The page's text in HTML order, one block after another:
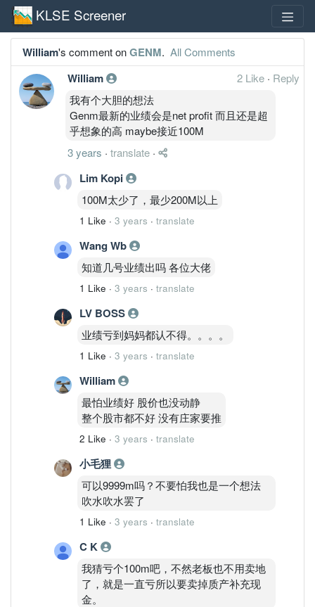
KLSE Screener
William's comment onGENM. All Comments
William 2 Like · Reply
我有个大胆的想法
Genm最新的业绩会是net profit 而且还是超
乎想象的高 maybe接近100M
3 years · translate ·
Lim Kopi
100M太少了，最少200M以上
1 Like · 3 years · translate
Wang Wb
知道几号业绩出吗 各位大佬
1 Like · 3 years · translate
LV BOSS
业绩亏到妈妈都认不得。。。。
1 Like · 3 years · translate
William
最怕业绩好 股价也没动静
整个股市都不好 没有庄家要推
2 Like · 3 years · translate
小毛狸
可以9999m吗？不要怕我也是一个想法
吹水吹水罢了
1 Like · 3 years · translate
C K
我猜亏个100m吧，不然老板也不用卖地
了，就是一直亏所以要卖掉质产补充现
金。